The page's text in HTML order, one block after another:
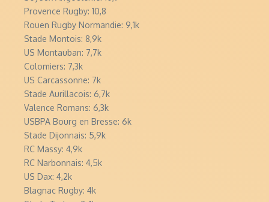
Provence Rugby: 10,8
Rouen Rugby Normandie: 9,1k
Stade Montois: 8,9k
US Montauban: 7,7k
Colomiers: 7,3k
US Carcassonne: 7k
Stade Aurillacois: 6,7k
Valence Romans: 6,3k
USBPA Bourg en Bresse: 6k
Stade Dijonnais: 5,9k
RC Massy: 4,9k
RC Narbonnais: 4,5k
US Dax: 4,2k
Blagnac Rugby: 4k